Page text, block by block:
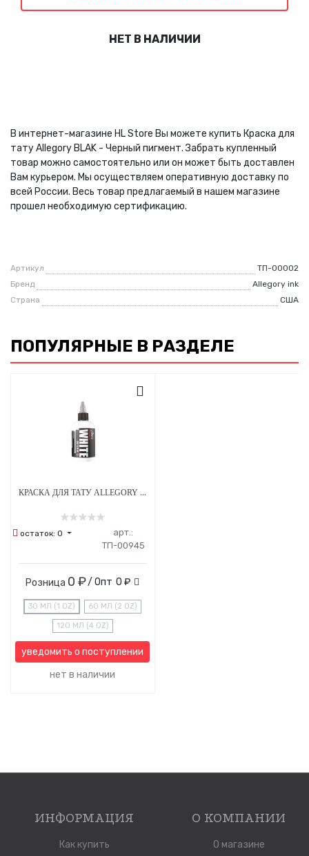
НЕТ В НАЛИЧИИ
В интернет-магазине HL Store Вы можете купить Краска для
тату Allegory BLAK - Черный пигмент. Забрать купленный
товар можно самостоятельно или он может быть доставлен
Вам курьером. Мы осуществляем оперативную доставку по
всей России. Весь товар предлагаемый в нашем магазине
прошел необходимую сертификацию.
Артикул
ТП-00002
Бренд
Allegory ink
Страна
США
ПОПУЛЯРНЫЕ В РАЗДЕЛЕ
КРАСКА ДЛЯ ТАТУ ALLEGORY WHITE - БЕЛЫЙ ПИГМЕНТ
остаток: 0
арт.:
ТП-00945
Розница 0 ₽/ Опт 0 ₽
30 МЛ (1 OZ) 60 МЛ (2 OZ)
120 МЛ (4 OZ)
уведомить о поступлении
нет в наличии
ИНФОРМАЦИЯ
Как купить
О КОМПАНИИ
О магазине